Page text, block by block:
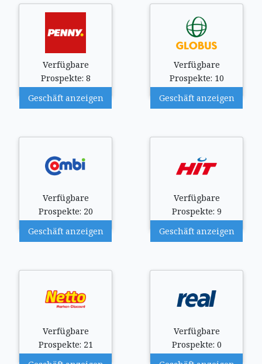
Verfügbare
Prospekte: 8
Geschäft anzeigen
Verfügbare
Prospekte: 10
Geschäft anzeigen
Verfügbare
Prospekte: 20
Geschäft anzeigen
Verfügbare
Prospekte: 9
Geschäft anzeigen
Verfügbare
Prospekte: 21
Verfügbare
Prospekte: 0